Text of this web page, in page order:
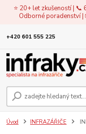
⭐ 20+ let zkušeností |
Odborné poradenství |
+420 601 555 225
Úvod INFRAZÁŘIČE